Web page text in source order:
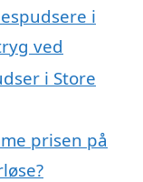
i
ved
i Store
prisen på